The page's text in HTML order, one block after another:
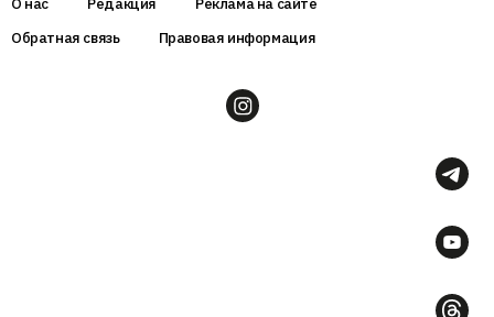
Обратная связь
Правовая информация